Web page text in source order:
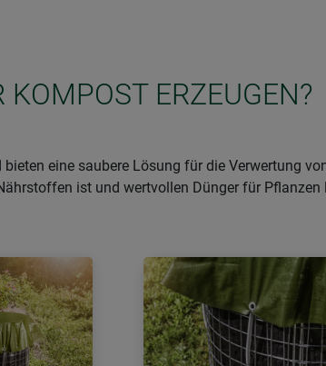
ERZEUGEN?
eine saubere Lösung für die Verwertung
ist und wertvollen Dünger für Pflanzen